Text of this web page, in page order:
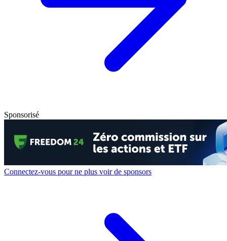
Sponsorisé
Connectez-vous pour ne plus voir de sponsors